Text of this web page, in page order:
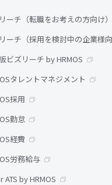
ーチ（転職をお考えの方向け）
ーチ（採用を検討中の企業様向
ビズリーチ by HRMOS
タレントマネジメント
採用
勤怠
経費
労務給与
ATS by HRMOS